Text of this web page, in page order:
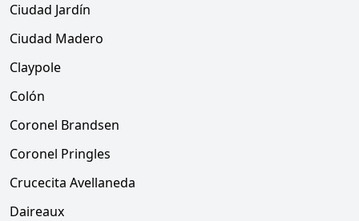
Ciudad Jardín
Ciudad Madero
Claypole
Colón
Coronel Brandsen
Coronel Pringles
Crucecita Avellaneda
Daireaux